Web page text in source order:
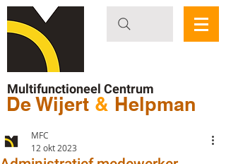
Multifunctioneel Centrum
De Wijert & Helpman
MFC
12 okt 2023